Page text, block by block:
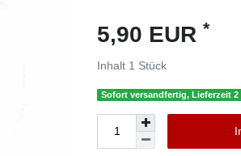
5,90 EUR *
Inhalt 1 Stück
Sofort versandfertig, Lieferzeit 2